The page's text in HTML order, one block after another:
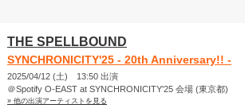
THE SPELLBOUND
SYNCHRONICITY'25 - 20th Anniversary!! -
2025/04/12 (土) 13:50 出演
＠Spotify O-EAST at SYNCHRONICITY'25 会場 (東京都)
» 他の出演アーティストを見る